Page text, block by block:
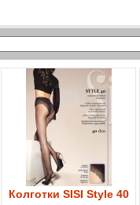
Колготки SISI Style 40